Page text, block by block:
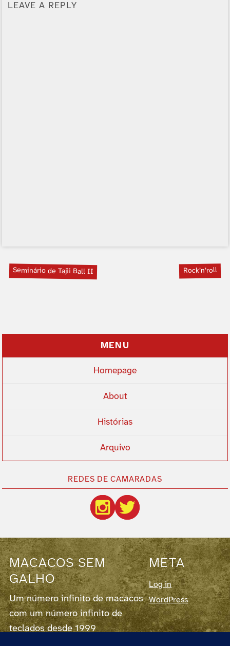
LEAVE A REPLY
Seminário de Tajii Ball II Rock’n’roll
MENU
Homepage
About
Histórias
Arquivo
REDES DE CAMARADAS
MACACOS SEM
GALHO
Um número infinito de macacos
com um número infinito de
teclados desde 1999
META
Log in
WordPress